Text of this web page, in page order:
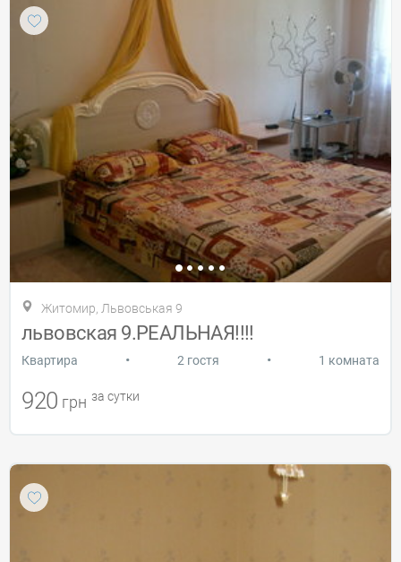
Житомир, Львовськая 9
львовская 9.РЕАЛЬНАЯ!!!!
Квартира • 2 гостя • 1 комната
920 грн за сутки